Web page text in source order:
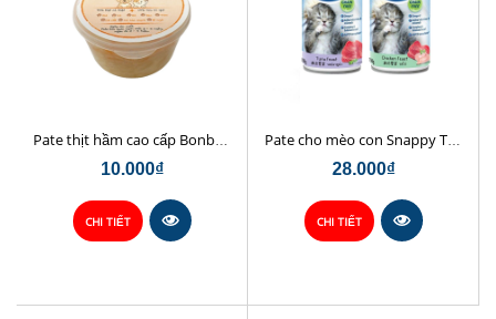
Pate thịt hầm cao cấp Bonbon
10.000₫
CHI TIẾT
Pate cho mèo con Snappy Tom baby lon 150g
28.000₫
CHI TIẾT